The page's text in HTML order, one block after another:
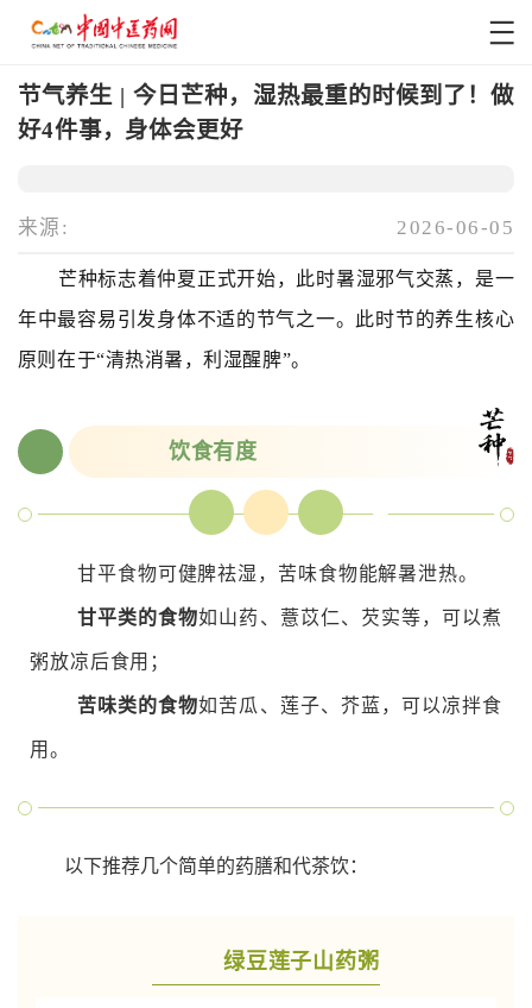
节气养生 | 今日芒种，湿热最重的时候到了！做
好4件事，身体会更好
来源: 2026-06-05
芒种标志着仲夏正式开始，此时暑湿邪气交蒸，是一
年中最容易引发身体不适的节气之一。此时节的养生核心
原则在于“清热消暑，利湿醒脾”。
饮食有度
苦
甘平食物可健脾祛湿，苦味食物能解暑泄热。
甘平类的食物如山药、薏苡仁、芡实等，可以煮
粥放凉后食用；
苦味类的食物如苦瓜、莲子、芥蓝，可以凉拌食
用。
以下推荐几个简单的药膳和代茶饮：
绿豆莲子山药粥